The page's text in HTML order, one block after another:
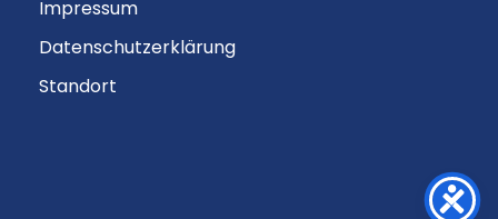
Impressum
Datenschutzerklärung
Standort